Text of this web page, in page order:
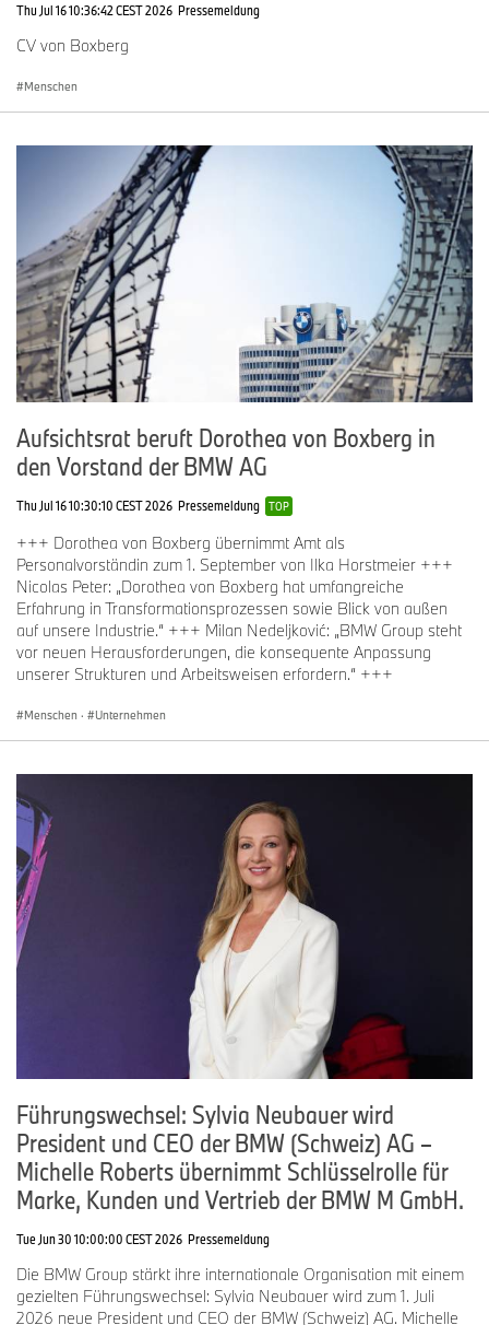
Thu Jul 16 10:36:42 CEST 2026 Pressemeldung
CV von Boxberg
Menschen
Aufsichtsrat beruft Dorothea von Boxberg in
den Vorstand der BMW AG
Thu Jul 16 10:30:10 CEST 2026 Pressemeldung TOP
+++ Dorothea von Boxberg übernimmt Amt als
Personalvorständin zum 1. September von Ilka Horstmeier +++
Nicolas Peter: „Dorothea von Boxberg hat umfangreiche
Erfahrung in Transformationsprozessen sowie Blick von außen
auf unsere Industrie.“ +++ Milan Nedeljković: „BMW Group steht
vor neuen Herausforderungen, die konsequente Anpassung
unserer Strukturen und Arbeitsweisen erfordern.“ +++
Menschen · Unternehmen
Führungswechsel: Sylvia Neubauer wird
President und CEO der BMW (Schweiz) AG –
Michelle Roberts übernimmt Schlüsselrolle für
Marke, Kunden und Vertrieb der BMW M GmbH.
Tue Jun 30 10:00:00 CEST 2026 Pressemeldung
Die BMW Group stärkt ihre internationale Organisation mit einem
gezielten Führungswechsel: Sylvia Neubauer wird zum 1. Juli
2026 neue President und CEO der BMW (Schweiz) AG. Michelle